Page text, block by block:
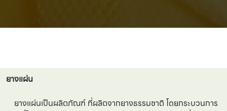
ยางแผ่น
ยางแผ่นเป็นผลิตภัณฑ์ ที่ผลิตจากยางธรรมชาติ โดยกระบวนการ